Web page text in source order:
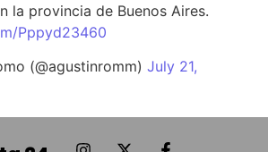
la provincia de Buenos Aires.
Pppyd23460
(@agustinromm) July 21,